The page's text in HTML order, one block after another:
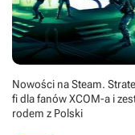
Nowości na Steam.
fi dla fanów XCOM-a i
rodem z Polski